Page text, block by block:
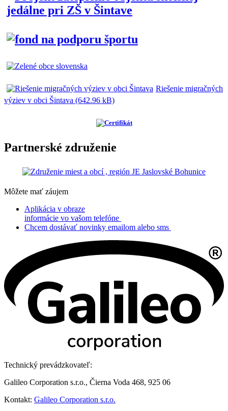
Riešenie migračných
výziev v obci Šintava (642.96 kB)
Partnerské združenie
Môžete mať záujem
Aplikácia v obraze
informácie vo vašom telefóne
Chcem dostávať novinky emailom alebo sms
Technický prevádzkovateľ:
Galileo Corporation s.r.o., Čierna Voda 468, 925 06
Kontakt: Galileo Corporation s.r.o.